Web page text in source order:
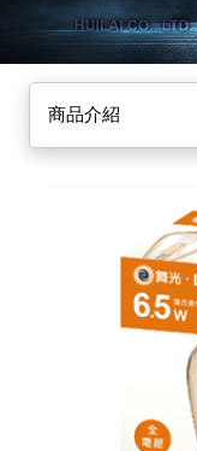
商品介紹